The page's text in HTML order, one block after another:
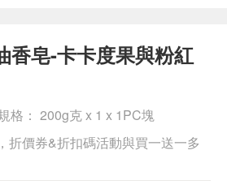
香皂-卡卡度果與粉紅
格： 200g克 x 1 x 1PC塊
折價券&折扣碼活動與買一送一多